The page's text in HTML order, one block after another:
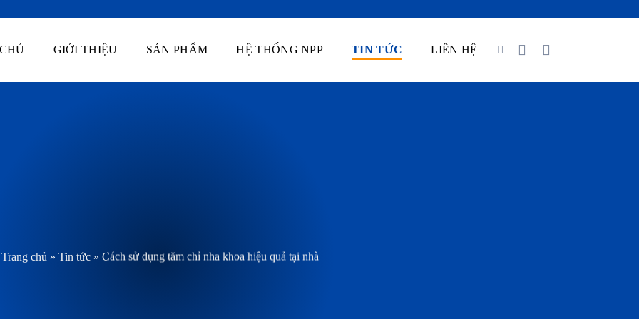
GIỚI THIỆU SẢN PHẨM HỆ THỐNG NPP TIN TỨC LIÊN HỆ
Trang chủ » Tin tức» Cách sử dụng tăm chỉ nha khoa hiệu quả tại nhà